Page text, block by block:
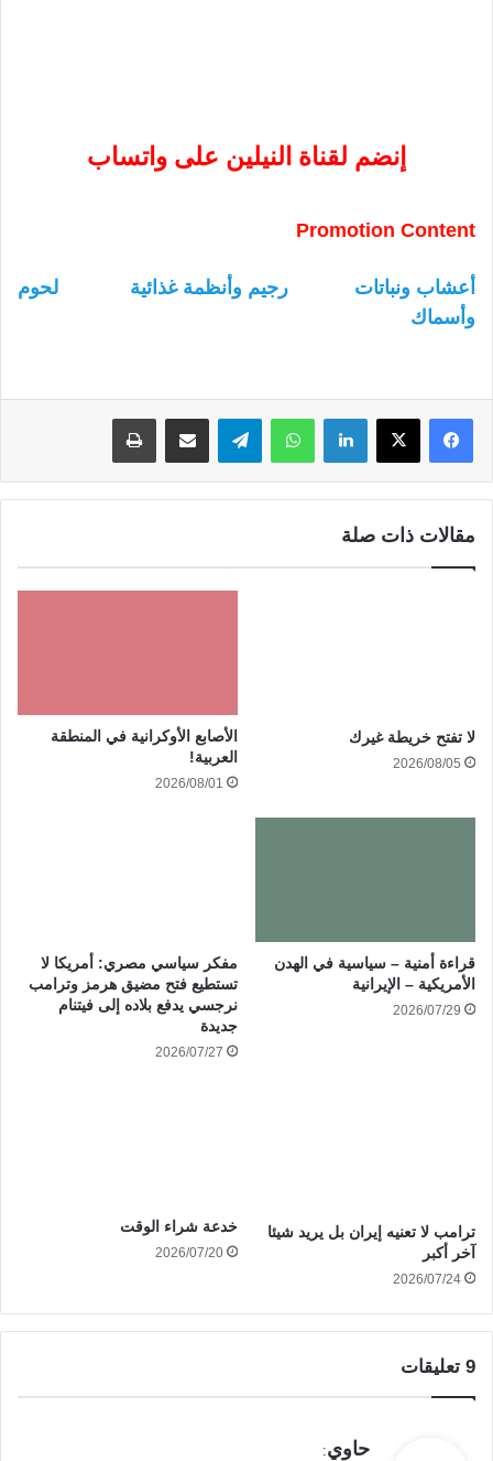
إنضم لقناة النيلين على واتساب
Promotion Content
أعشاب ونباتات رجيم وأنظمة غذائية
لحوم
وأسماك
لينكدإن واتساب
مقالات ذات صلة
لا تفتح خريطة غيرك
2026/08/05
الأصابع الأوكرانية في المنطقة
العربية!
2026/08/01
قراءة أمنية – سياسية في الهدن
الأمريكية – الإيرانية
2026/07/29
مفكر سياسي مصري: أمريكا لا
تستطيع فتح مضيق هرمز وترامب
نرجسي يدفع بلاده إلى فيتنام
جديدة
2026/07/27
ترامب لا تعنيه إيران بل يريد شيئا
آخر أكبر
2026/07/24
خدعة شراء الوقت
2026/07/20
‫9 تعليقات
ي
حاوي: